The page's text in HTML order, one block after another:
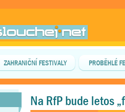
ZAHRANIČNÍ FESTIVALY PROBĚHLÉ
Na RfP bude letos